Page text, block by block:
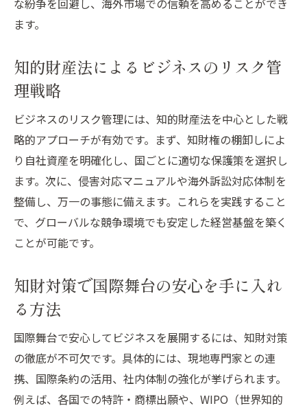
な紛争を回避し、海外市場での信頼を高めることができ
ます。
知的財産法によるビジネスのリスク管
理戦略
ビジネスのリスク管理には、知的財産法を中心とした戦
略的アプローチが有効です。まず、知財権の棚卸しによ
り自社資産を明確化し、国ごとに適切な保護策を選択し
ます。次に、侵害対応マニュアルや海外訴訟対応体制を
整備し、万一の事態に備えます。これらを実践すること
で、グローバルな競争環境でも安定した経営基盤を築く
ことが可能です。
知財対策で国際舞台の安心を手に入れ
る方法
国際舞台で安心してビジネスを展開するには、知財対策
の徹底が不可欠です。具体的には、現地専門家との連
携、国際条約の活用、社内体制の強化が挙げられます。
例えば、各国での特許・商標出願や、WIPO（世界知的